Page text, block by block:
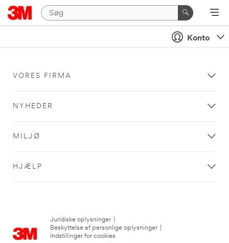
Konto
VORES FIRMA
NYHEDER
MILJØ
HJÆLP
Juridiske oplysninger
Beskyttelse af personlige oplysninger
Indstillinger for cookies